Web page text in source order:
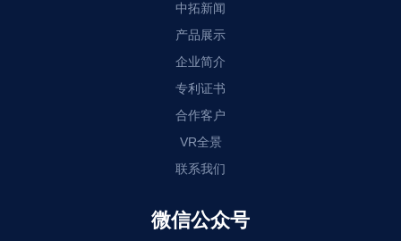
中拓新闻
产品展示
企业简介
专利证书
合作客户
VR全景
联系我们
微信公众号